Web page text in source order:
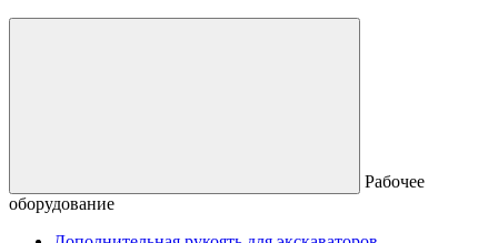
Рабочее
оборудование